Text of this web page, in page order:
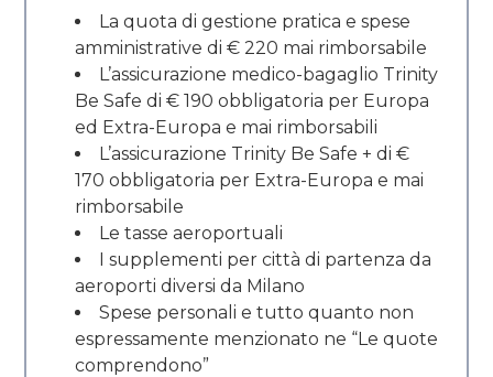
La quota di gestione pratica e spese
amministrative di € 220 mai rimborsabile
L’assicurazione medico-bagaglio Trinity
Be Safe di € 190 obbligatoria per Europa
ed Extra-Europa e mai rimborsabili
L’assicurazione Trinity Be Safe + di €
170 obbligatoria per Extra-Europa e mai
rimborsabile
Le tasse aeroportuali
I supplementi per città di partenza da
aeroporti diversi da Milano
Spese personali e tutto quanto non
espressamente menzionato ne “Le quote
comprendono”